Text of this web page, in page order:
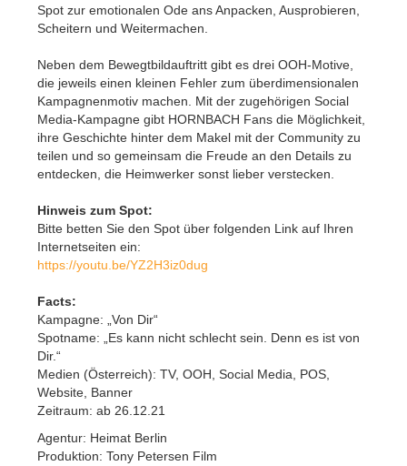
Spot zur emotionalen Ode ans Anpacken, Ausprobieren,
Scheitern und Weitermachen.
Neben dem Bewegtbildauftritt gibt es drei OOH-Motive,
die jeweils einen kleinen Fehler zum überdimensionalen
Kampagnenmotiv machen. Mit der zugehörigen Social
Media-Kampagne gibt HORNBACH Fans die Möglichkeit,
ihre Geschichte hinter dem Makel mit der Community zu
teilen und so gemeinsam die Freude an den Details zu
entdecken, die Heimwerker sonst lieber verstecken.
Hinweis zum Spot:
Bitte betten Sie den Spot über folgenden Link auf Ihren
Internetseiten ein:
https://youtu.be/YZ2H3iz0dug
Facts:
Kampagne: „Von Dir“
Spotname: „Es kann nicht schlecht sein. Denn es ist von
Dir.“
Medien (Österreich): TV, OOH, Social Media, POS,
Website, Banner
Zeitraum: ab 26.12.21
Agentur: Heimat Berlin
Produktion: Tony Petersen Film